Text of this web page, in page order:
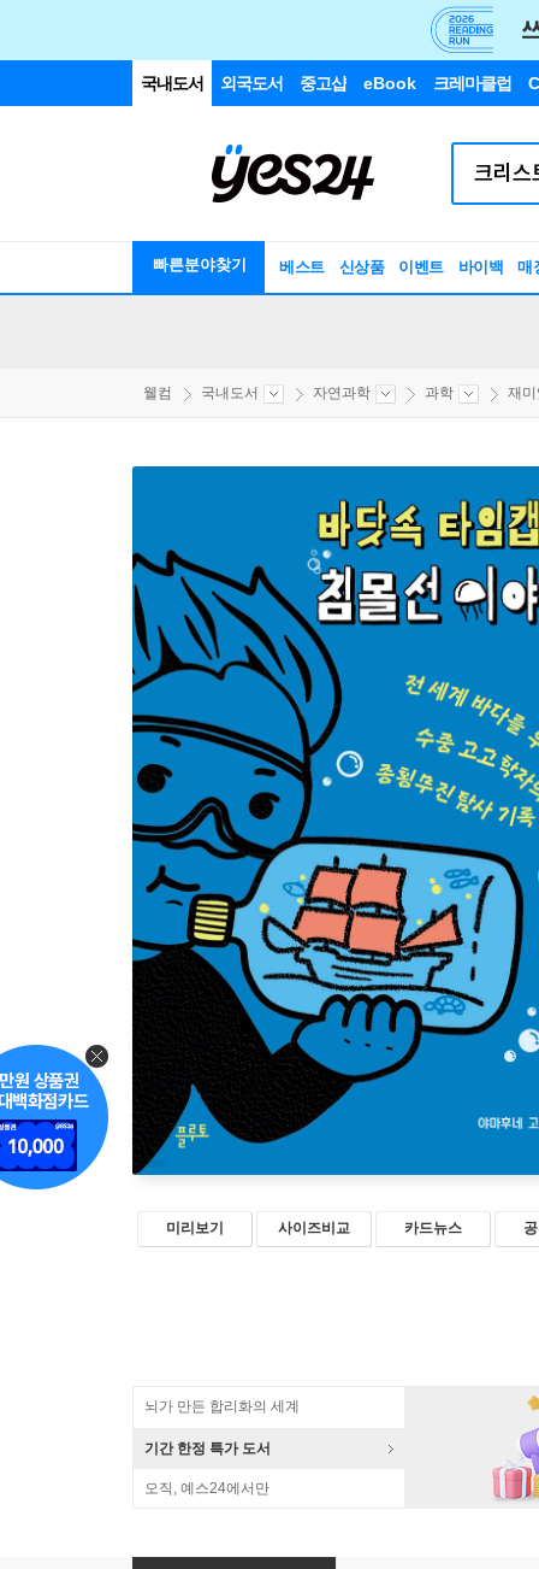
국내도서 외국도서 중고샵 eBook 크레마클럽
빠른분야찾기 베스트 신상품 이벤트 바이백 매
웰컴 국내도서 자연과학 과학 재
미리보기 사이즈비교 카드뉴스
뇌가 만든 합리화의 세계
기간 한정 특가 도서
오직, 예스24에서만